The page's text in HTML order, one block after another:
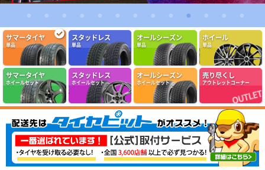
10
サマータイヤ
単品
スタッドレス
単品
オールシーズン
単品
ホイール
単品
サマータイヤ
ホイールセット
スタッドレス
ホイールセット
オールシーズン
ホイールセット
売り尽くし
アウトレットコーナー
価格以上の性能を感じられるコスパ抜群のタイヤでした。グリップ・静粛性
ともに想像以上で、街乗りでは安心して走れます。 但し、燃費に関しては
若干心配はしていますが、この値段ではと割り切り、これから様子をみてい
きます。
(5.00点)pek*******さん
RADAR Dimax R8+ 275/40R19.Z 105Y XL
とても良く助かって居ます。ありがとう御座いました。
(5.00点)
sig*******さん
MINERVA 209 165/60R15 81T XL
素早い対応ありがとうございました びっくりするくらい早く届きました
(4.29点)mav*******さん
GOODYEAR EfficientGrip Comfort 215/45R18 93W XL